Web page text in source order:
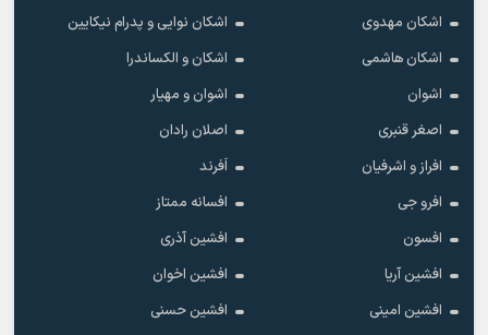
اشکان مهدوی
اشکان نوایی و پدرام نیکایین
اشکان هاشمی
اشکان و الکساندرا
اشوان
اشوان و مهیار
اصغر قنبری
اصلان رادان
افراز و اشرفیان
اَفرند
افرو جی
افسانه ممتاز
افسون
افشین آذری
افشین آریا
افشین اخوان
افشین امینی
افشین حسنی